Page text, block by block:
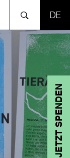
JETZT SPENDEN